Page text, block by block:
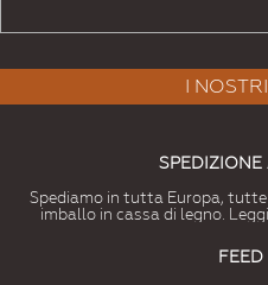
I
SPEDIZIONE
Spediamo in tutta Europa,
imballo in cassa di legno.
FEED